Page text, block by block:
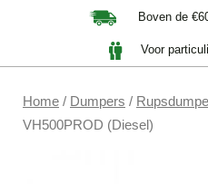
Boven de
Voor
Home / Dumpers /
VH500PROD (Diesel)